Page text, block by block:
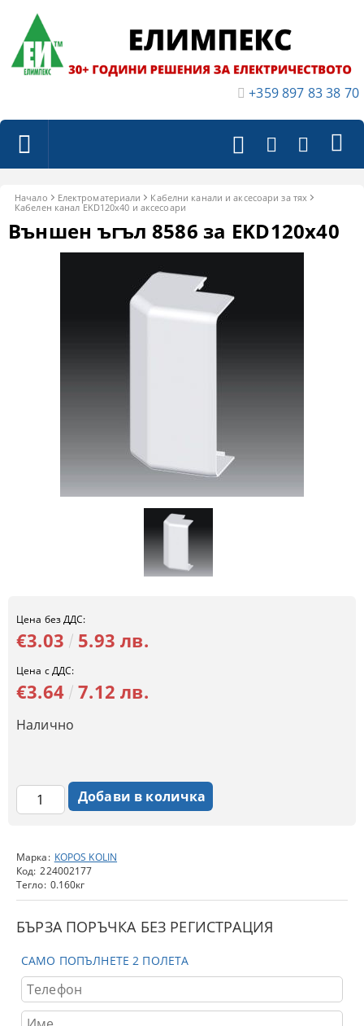
+359 897 83 38 70
Начало Електроматериали
Кабелни канали и аксесоари за тях
Кабелен канал EKD120x40 и аксесоари
Външен ъгъл 8586 за EKD120x40
Марка: KOPOS KOLIN
Код: 224002177
Тегло: 0.160кг
БЪРЗА ПОРЪЧКА БЕЗ РЕГИСТРАЦИЯ
САМО ПОПЪЛНЕТЕ 2 ПОЛЕТА
Цена без ДДС:
€3.03 5.93 лв.
Цена с ДДС:
€3.64 7.12 лв.
Налично